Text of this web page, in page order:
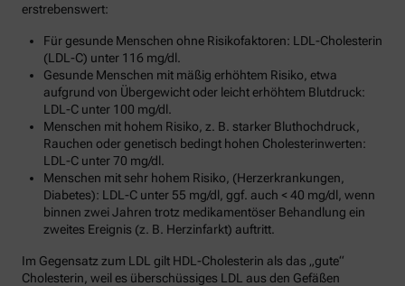
erstrebenswert:
Für gesunde Menschen ohne Risikofaktoren: LDL-Cholesterin
(LDL-C) unter 116 mg/dl.
Gesunde Menschen mit mäßig erhöhtem Risiko, etwa
aufgrund von Übergewicht oder leicht erhöhtem Blutdruck:
LDL-C unter 100 mg/dl.
Menschen mit hohem Risiko, z. B. starker Bluthochdruck,
Rauchen oder genetisch bedingt hohen Cholesterinwerten:
LDL-C unter 70 mg/dl.
Menschen mit sehr hohem Risiko, (Herzerkrankungen,
Diabetes): LDL-C unter 55 mg/dl, ggf. auch < 40 mg/dl, wenn
binnen zwei Jahren trotz medikamentöser Behandlung ein
zweites Ereignis (z. B. Herzinfarkt) auftritt.
Im Gegensatz zum LDL gilt HDL-Cholesterin als das „gute“
Cholesterin, weil es überschüssiges LDL aus den Gefäßen